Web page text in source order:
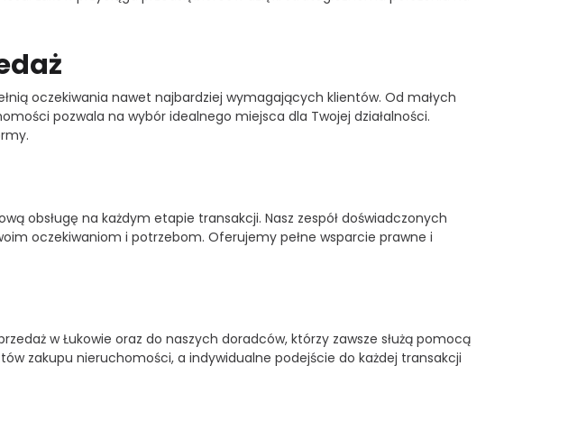
oczekiwania nawet najbardziej wymagających klientów. Od małych
pozwala na wybór idealnego miejsca dla Twojej działalności.
obsługę na każdym etapie transakcji. Nasz zespół doświadczonych
oczekiwaniom i potrzebom. Oferujemy pełne wsparcie prawne i
w Łukowie oraz do naszych doradców, którzy zawsze służą pomocą
zakupu nieruchomości, a indywidualne podejście do każdej transakcji